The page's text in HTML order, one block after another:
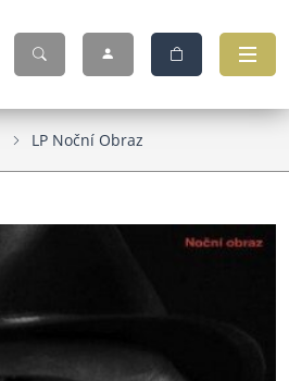
LP Noční Obraz